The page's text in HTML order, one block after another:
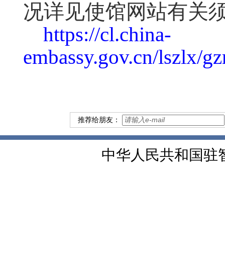
况详见使馆网站有关
https://cl.china-
embassy.gov.cn/lszlx/
推荐给朋友：
中华人民共和国驻